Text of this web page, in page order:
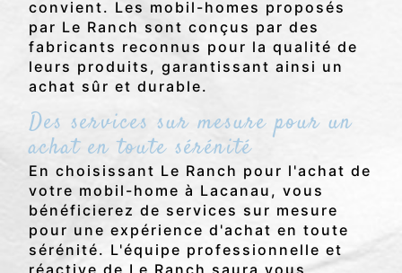
convient. Les mobil-homes proposés
par Le Ranch sont conçus par des
fabricants reconnus pour la qualité de
leurs produits, garantissant ainsi un
achat sûr et durable.
Des services sur mesure pour un
achat en toute sérénité
En choisissant Le Ranch pour l'achat de
votre mobil-home à Lacanau, vous
bénéficierez de services sur mesure
pour une expérience d'achat en toute
sérénité. L'équipe professionnelle et
réactive de Le Ranch saura vous